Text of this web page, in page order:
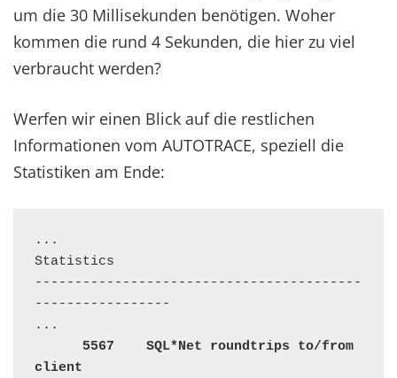
um die 30 Millisekunden benötigen. Woher
kommen die rund 4 Sekunden, die hier zu viel
verbraucht werden?
Werfen wir einen Blick auf die restlichen
Informationen vom AUTOTRACE, speziell die
Statistiken am Ende:
...
Statistics
-----------------------------------------
-----------------
...
5567    SQL*Net roundtrips to/from
client